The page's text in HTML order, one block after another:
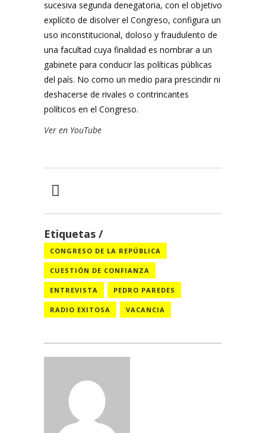
sucesiva segunda denegatoria, con el objetivo
explícito de disolver el Congreso, configura un
uso inconstitucional, doloso y fraudulento de
una facultad cuya finalidad es nombrar a un
gabinete para conducir las políticas públicas
del país. No como un medio para prescindir ni
deshacerse de rivales o contrincantes
políticos en el Congreso.
Ver en YouTube
Etiquetas
CONGRESO DE LA REPÚBLICA
CUESTIÓN DE CONFIANZA
ENTREVISTA PEDRO PAREDES
RADIO EXITOSA VACANCIA